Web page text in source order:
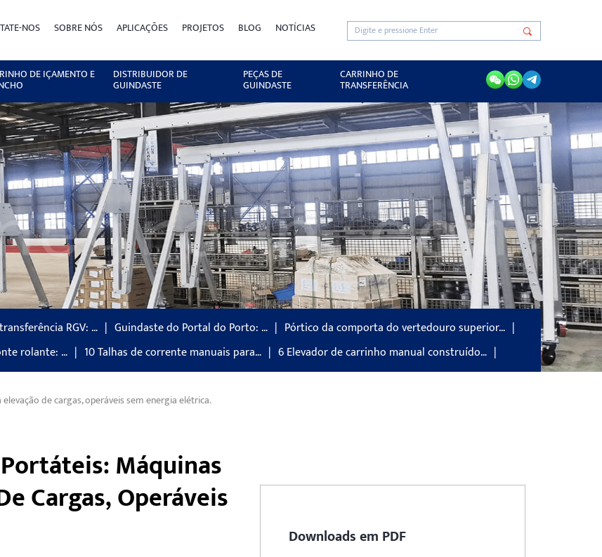
NOS SOBRE NÓS APLICAÇÕES PROJETOS BLOG NOTÍCIAS
DE IÇAMENTO E DISTRIBUIDOR DE
GUINDASTE
PEÇAS DE
GUINDASTE
CARRINHO DE
TRANSFERÊNCIA
RGV: … Guindaste do Portal do Porto: …
Pórtico da comporta do vertedouro superior…
rolante: …
10 Talhas de corrente manuais para… 6 Elevador de carrinho manual construído…
de cargas, operáveis sem energia elétrica.
Máquinas
Cargas, Operáveis
Downloads em PDF